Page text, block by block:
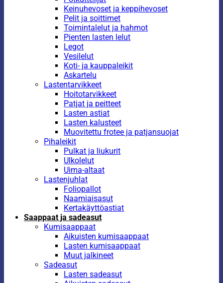
Keinuhevoset ja keppihevoset
Pelit ja soittimet
Toimintalelut ja hahmot
Pienten lasten lelut
Legot
Vesilelut
Koti- ja kauppaleikit
Askartelu
Lastentarvikkeet
Hoitotarvikkeet
Patjat ja peitteet
Lasten astiat
Lasten kalusteet
Muovitettu frotee ja patjansuojat
Pihaleikit
Pulkat ja liukurit
Ulkolelut
Uima-altaat
Lastenjuhlat
Foliopallot
Naamiaisasut
Kertakäyttöastiat
Saappaat ja sadeasut
Kumisaappaat
Aikuisten kumisaappaat
Lasten kumisaappaat
Muut jalkineet
Sadeasut
Lasten sadeasut